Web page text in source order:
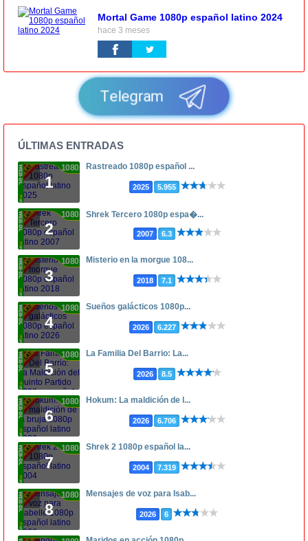
Mortal Game 1080p español latino 2024
hace 3 meses
Telegram
ÚLTIMAS ENTRADAS
1
1080p Rastreado 1080p español ...
2025 5.955
2
1080p Shrek Tercero 1080p espa�...
2007 6.3
3
1080p Misterio en la morgue 108...
2018 7.1
4
1080p Sueños galácticos 1080p...
2026 6.227
5
1080p La Familia Del Barrio: La...
2026 8.5
6
1080p Hokum: La maldición de l...
2026 6.706
7
1080p Shrek 2 1080p español la...
2004 7.319
8
1080p Mensajes de voz para Isab...
2026 6